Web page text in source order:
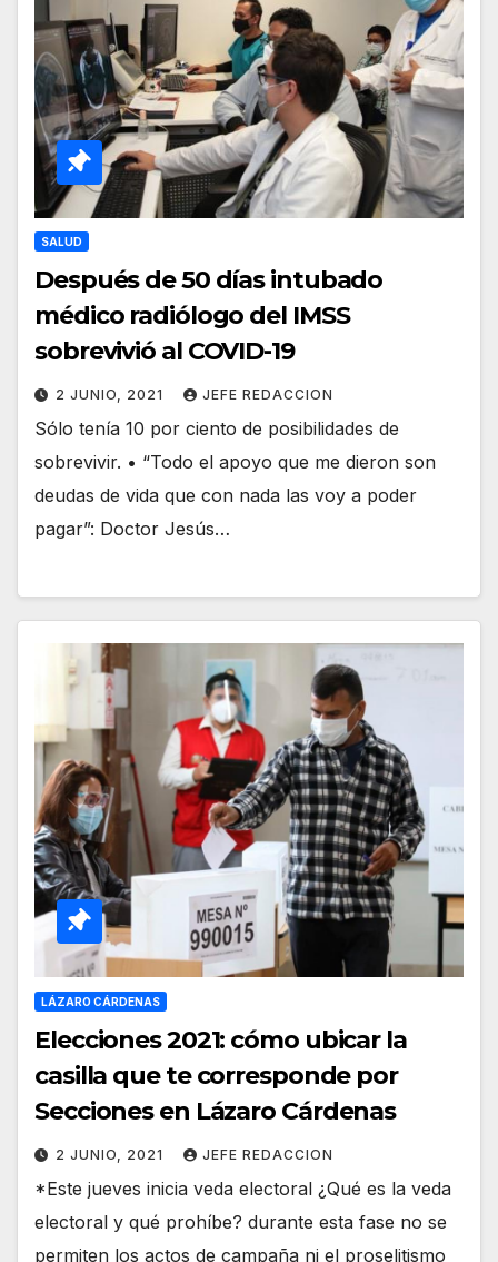
SALUD
Después de 50 días intubado
médico radiólogo del IMSS
sobrevivió al COVID-19
2 JUNIO, 2021 JEFE REDACCION
Sólo tenía 10 por ciento de posibilidades de
sobrevivir. • “Todo el apoyo que me dieron son
deudas de vida que con nada las voy a poder
pagar”: Doctor Jesús…
LÁZARO CÁRDENAS
Elecciones 2021: cómo ubicar la
casilla que te corresponde por
Secciones en Lázaro Cárdenas
2 JUNIO, 2021 JEFE REDACCION
*Este jueves inicia veda electoral ¿Qué es la veda
electoral y qué prohíbe? durante esta fase no se
permiten los actos de campaña ni el proselitismo